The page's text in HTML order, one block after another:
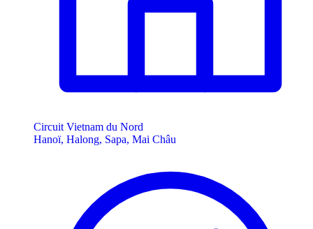
Circuit Vietnam du Nord
Hanoï, Halong, Sapa, Mai Châu